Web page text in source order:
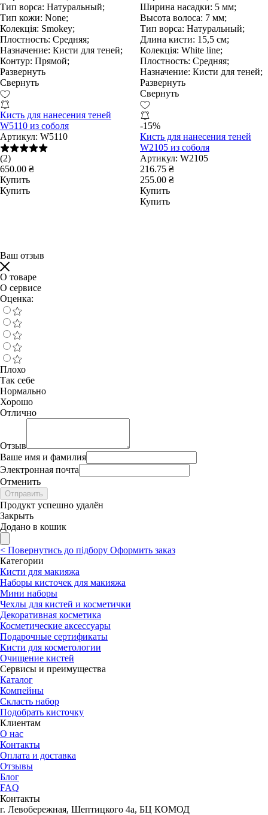
Тип ворса: Натуральный;
Тип кожи: None;
Колекція: Smokey;
Плостность: Средняя;
Назначение: Кисти для теней;
Контур: Прямой;
Развернуть
Свернуть
Кисть для нанесения теней
W5110 из соболя
Артикул: W5110
(2)
650.00 ₴
Купить
Купить
Ширина насадки: 5 мм;
Высота волоса: 7 мм;
Тип ворса: Натуральный;
Длина кисти: 15,5 см;
Колекція: White line;
Плостность: Средняя;
Назначение: Кисти для теней;
Развернуть
Свернуть
-15%
Кисть для нанесения теней
W2105 из соболя
Артикул: W2105
216.75 ₴
255.00 ₴
Купить
Купить
Ваш отзыв
О товаре
О сервисе
Оценка:
Плохо
Так себе
Нормально
Хорошо
Отлично
Отзыв
Ваше имя и фамилия
Электронная почта
Отменить
Отправить
Продукт успешно удалён
Закрыть
Додано в кошик
< Повернутись до підбору Оформить заказ
Категории
Кисти для макияжа
Наборы кисточек для макияжа
Мини наборы
Чехлы для кистей и косметички
Декоративная косметика
Косметические аксессуары
Подарочные сертификаты
Кисти для косметологии
Очищение кистей
Сервисы и преимущества
Каталог
Компейны
Скласть набор
Подобрать кисточку
Клиентам
О нас
Контакты
Оплата и доставка
Отзывы
Блог
FAQ
Контакты
г. Левобережная, Шептицкого 4а, БЦ КОМОД